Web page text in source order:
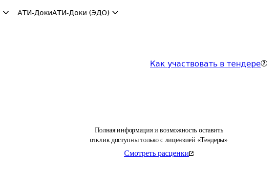
АТИ-ДокиАТИ-Доки (ЭДО)
Как участвовать в тендере
Полная информация и возможность оставить
отклик доступны только с лицензией «Тендеры»
Смотреть расценки